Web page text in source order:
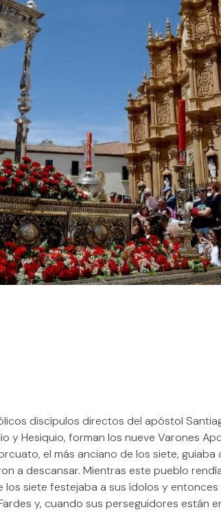
discípulos directos del apóstol
y Hesiquio, forman los nueve Varones
el más anciano de los siete,
a descansar. Mientras este pueblo
siete festejaba a sus ídolos y
y, cuando sus perseguidores están